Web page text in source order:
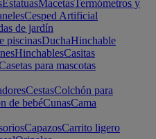
EstatuasMacetasTermómetros y
Cesped Artificial
de jardín
piscinasDuchaHinchable
HinchablesCasitas
para mascotas
CestasColchón para
de bebéCunasCama
CapazosCarrito ligero